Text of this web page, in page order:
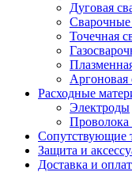
Дуговая
Точечная
Аргоновая
Расходные
Электроды
Проволока
Сопутствующие
Защита и
Доставка и